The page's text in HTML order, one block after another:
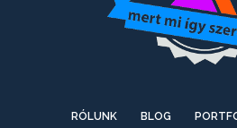
RÓLUNK BLOG